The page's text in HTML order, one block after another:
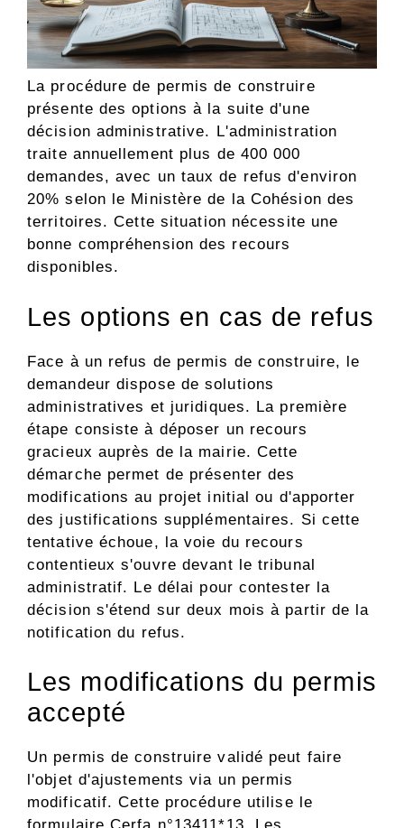
La procédure de permis de construire
présente des options à la suite d'une
décision administrative. L'administration
traite annuellement plus de 400 000
demandes, avec un taux de refus d'environ
20% selon le Ministère de la Cohésion des
territoires. Cette situation nécessite une
bonne compréhension des recours
disponibles.
Les options en cas de refus
Face à un refus de permis de construire, le
demandeur dispose de solutions
administratives et juridiques. La première
étape consiste à déposer un recours
gracieux auprès de la mairie. Cette
démarche permet de présenter des
modifications au projet initial ou d'apporter
des justifications supplémentaires. Si cette
tentative échoue, la voie du recours
contentieux s'ouvre devant le tribunal
administratif. Le délai pour contester la
décision s'étend sur deux mois à partir de la
notification du refus.
Les modifications du permis
accepté
Un permis de construire validé peut faire
l'objet d'ajustements via un permis
modificatif. Cette procédure utilise le